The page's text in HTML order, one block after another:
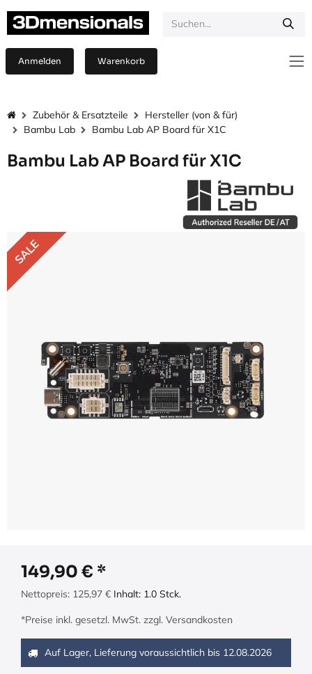
Anmelden Warenkorb
Zubehör & Ersatzteile
Hersteller (von & für)
Bambu Lab
Bambu Lab AP Board für X1C
Bambu Lab AP Board für X1C
SALE
149,90 €
Nettopreis: 125,97 € Inhalt: 1.0 Stck.
*Preise inkl. gesetzl. MwSt. zzgl. Versandkosten
Auf Lager, Lieferung voraussichtlich bis 12.08.2026